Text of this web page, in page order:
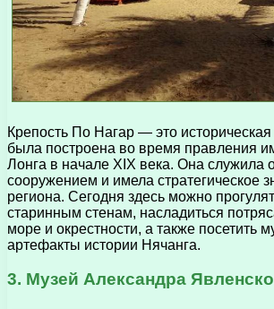
Крепость По Нагар — это историческая
была построена во время правления
Лонга в начале XIX века. Она служила
сооружением и имела стратегическое
региона. Сегодня здесь можно
старинным стенам, насладиться
море и окрестности, а также посетить
артефакты истории Нячанга.
3. Музей Александра